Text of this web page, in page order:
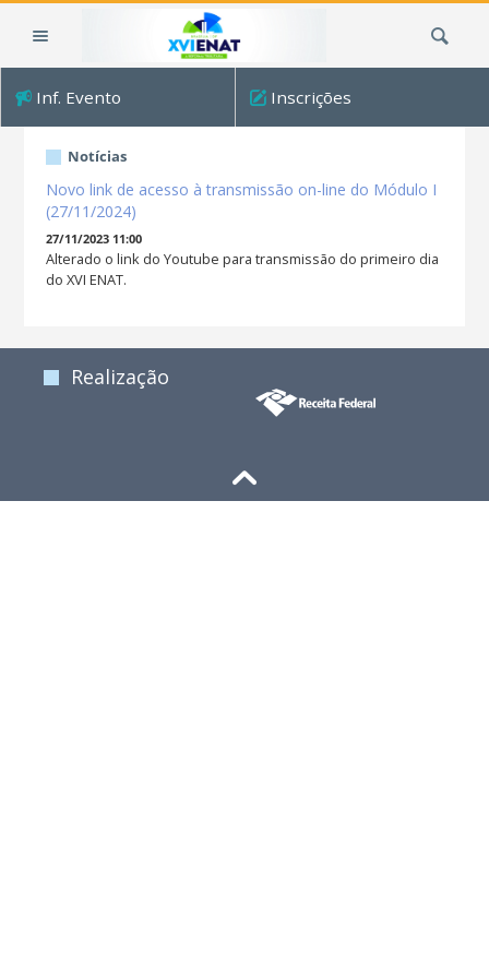
Inf. Evento Inscrições
Notícias
Novo link de acesso à transmissão on-line do Módulo I
(27/11/2024)
27/11/2023 11:00
Alterado o link do Youtube para transmissão do primeiro dia
do XVI ENAT.
Realização